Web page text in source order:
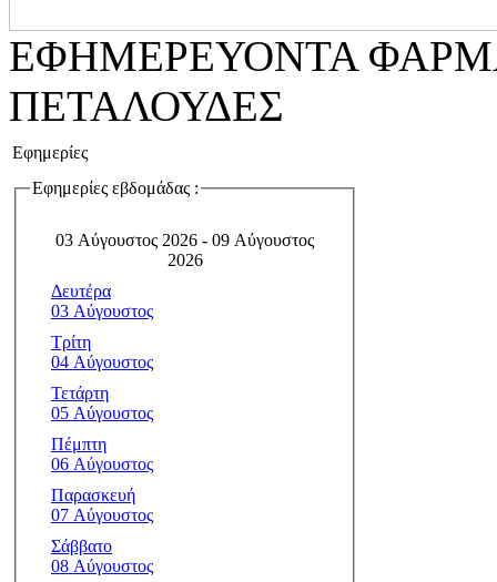
ΕΦΗΜΕΡΕΥΟΝΤΑ
ΠΕΤΑΛΟΥΔΕΣ
Εφημερίες
Εφημερίες εβδομάδας :
03 Αύγουστος 2026 - 09 Αύγουστος
2026
Δευτέρα
03 Αύγουστος
Τρίτη
04 Αύγουστος
Τετάρτη
05 Αύγουστος
Πέμπτη
06 Αύγουστος
Παρασκευή
07 Αύγουστος
Σάββατο
08 Αύγουστος